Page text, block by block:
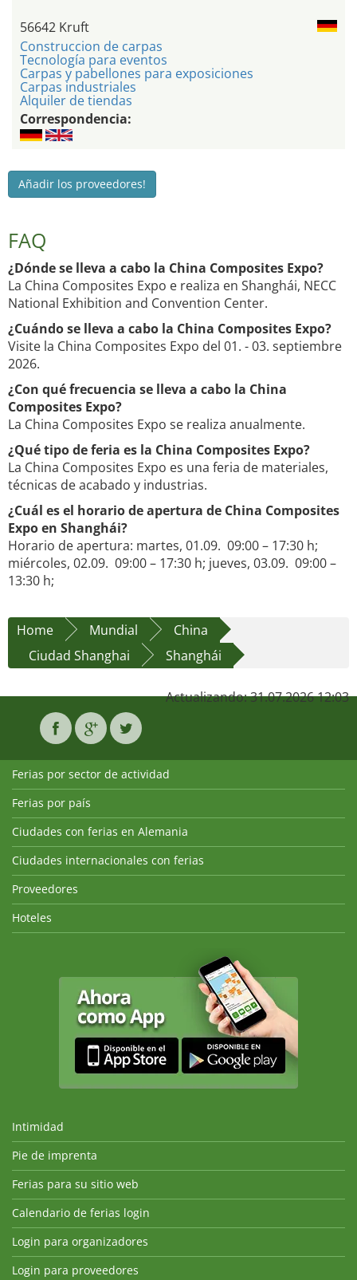
56642 Kruft
Construccion de carpas
Tecnología para eventos
Carpas y pabellones para exposiciones
Carpas industriales
Alquiler de tiendas
Correspondencia:
Añadir los proveedores!
FAQ
¿Dónde se lleva a cabo la China Composites Expo?
La China Composites Expo e realiza en Shanghái, NECC
National Exhibition and Convention Center.
¿Cuándo se lleva a cabo la China Composites Expo?
Visite la China Composites Expo del 01. - 03. septiembre
2026.
¿Con qué frecuencia se lleva a cabo la China
Composites Expo?
La China Composites Expo se realiza anualmente.
¿Qué tipo de feria es la China Composites Expo?
La China Composites Expo es una feria de materiales,
técnicas de acabado y industrias.
¿Cuál es el horario de apertura de China Composites
Expo en Shanghái?
Horario de apertura: martes, 01.09. 09:00 – 17:30 h;
miércoles, 02.09. 09:00 – 17:30 h; jueves, 03.09. 09:00 –
13:30 h;
Home Mundial
China
Ciudad Shanghai
Shanghái
Actualizando: 31.07.2026 12:03
Ferias por sector de actividad
Ferias por país
Ciudades con ferias en Alemania
Ciudades internacionales con ferias
Proveedores
Hoteles
Intimidad
Pie de imprenta
Ferias para su sitio web
Calendario de ferias login
Login para organizadores
Login para proveedores